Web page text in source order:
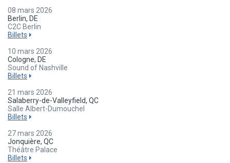
08 mars 2026
Berlin, DE
C2C Berlin
Billets
10 mars 2026
Cologne, DE
Sound of Nashville
Billets
21 mars 2026
Salaberry-de-Valleyfield, QC
Salle Albert-Dumouchel
Billets
27 mars 2026
Jonquière, QC
Théâtre Palace
Billets